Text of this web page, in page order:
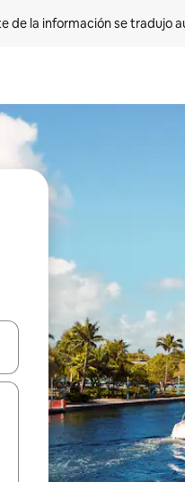
de la información se tradujo
las teclas de flecha hacia